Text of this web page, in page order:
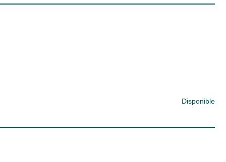
Disponible